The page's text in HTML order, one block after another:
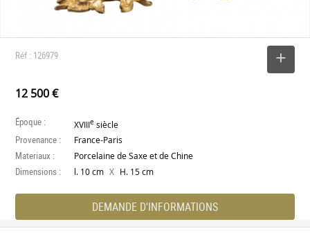
Réf : 126979
12 500 €
Époque : XVIIIe siècle
Provenance : France-Paris
Materiaux : Porcelaine de Saxe et de Chine
Dimensions : l. 10 cm X H. 15 cm
DEMANDE D'INFORMATIONS